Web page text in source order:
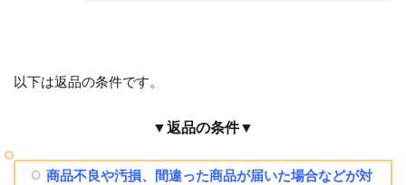
以下は返品の条件です。
▼返品の条件▼
商品不良や汚損、間違った商品が届いた場合などが対